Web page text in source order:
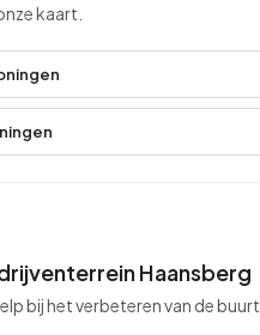
kaart.
Haansberg
bij het verbeteren van de buurt.